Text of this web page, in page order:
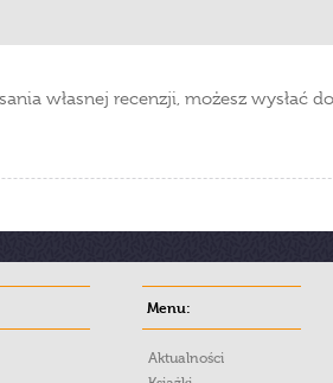
własnej recenzji, możesz wysłać
Menu:
Aktualności